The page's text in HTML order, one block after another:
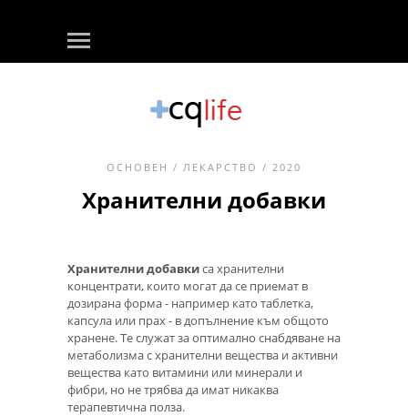
ОСНОВЕН / ЛЕКАРСТВО / 2020
Хранителни добавки
Хранителни добавкиса хранителни
концентрати, които могат да се приемат в
дозирана форма - например като таблетка,
капсула или прах - в допълнение към общото
хранене. Те служат за оптимално снабдяване на
метаболизма с хранителни вещества и активни
вещества като витамини или минерали и
фибри, но не трябва да имат никаква
терапевтична полза.